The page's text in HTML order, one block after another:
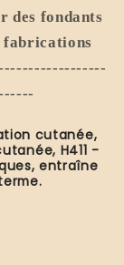
des fondants
fabrications
cutanée,
H411 -
entraîne